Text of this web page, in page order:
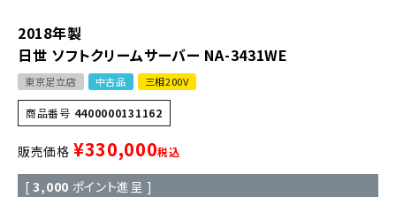
2018年製
日世 ソフトクリームサーバー NA-3431WE
東京足立店 中古品 三相200V
商品番号 4400000131162
販売価格 ¥330,000税込
[ 3,000 ポイント進呈 ]